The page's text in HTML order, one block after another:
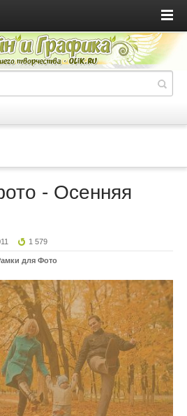
- Осенняя
1 579
для Фото